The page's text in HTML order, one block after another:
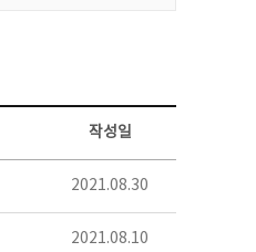
작성일
2021.08.30
2021.08.10